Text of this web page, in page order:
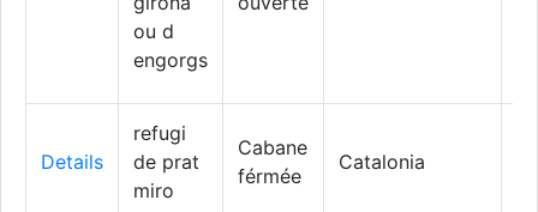
ou d
engorgs
Details
refugi
de prat
miro
Cabane
férmée
Catalonia